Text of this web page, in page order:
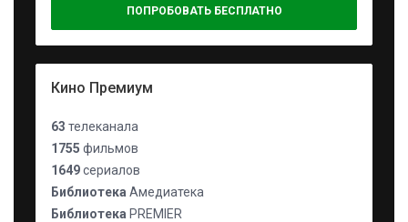
ПОПРОБОВАТЬ БЕСПЛАТНО
Кино Премиум
63 телеканала
1755 фильмов
1649сериалов
Библиотека Амедиатека
Библиотека PREMIER